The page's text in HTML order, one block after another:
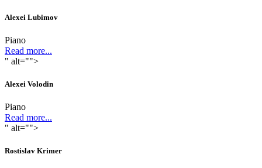
Alexei Lubimov
Piano
Read more...
" alt="">
Alexei Volodin
Piano
Read more...
" alt="">
Rostislav Krimer